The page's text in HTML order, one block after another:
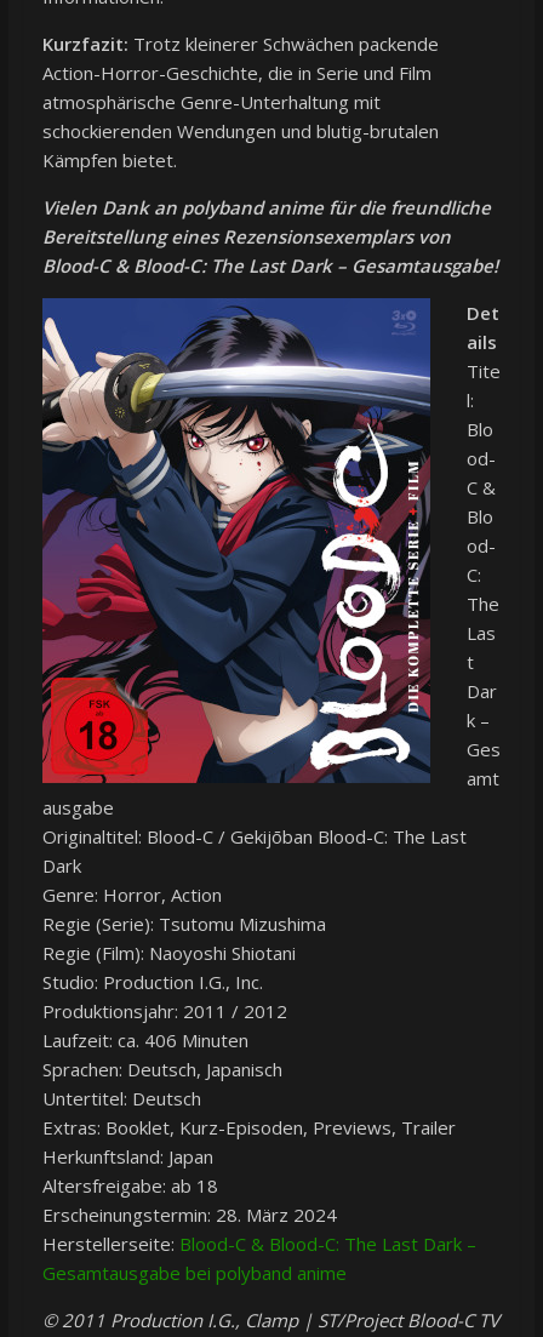
Kurzfazit: Trotz kleinerer Schwächen packende
Action-Horror-Geschichte, die in Serie und Film
atmosphärische Genre-Unterhaltung mit
schockierenden Wendungen und blutig-brutalen
Kämpfen bietet.
Vielen Dank an polyband anime für die freundliche
Bereitstellung eines Rezensionsexemplars von
Blood-C & Blood-C: The Last Dark – Gesamtausgabe!
Det
ails
Tite
l:
Blo
od-
C &
Blo
od-
C:
The
Las
t
Dar
k –
Ges
amt
ausgabe
Originaltitel: Blood-C / Gekijōban Blood-C: The Last
Dark
Genre: Horror, Action
Regie (Serie): Tsutomu Mizushima
Regie (Film): Naoyoshi Shiotani
Studio: Production I.G., Inc.
Produktionsjahr: 2011 / 2012
Laufzeit: ca. 406 Minuten
Sprachen: Deutsch, Japanisch
Untertitel: Deutsch
Extras: Booklet, Kurz-Episoden, Previews, Trailer
Herkunftsland: Japan
Altersfreigabe: ab 18
Erscheinungstermin: 28. März 2024
Herstellerseite: Blood-C & Blood-C: The Last Dark –
Gesamtausgabe bei polyband anime
© 2011 Production I.G., Clamp | ST/Project Blood-C TV